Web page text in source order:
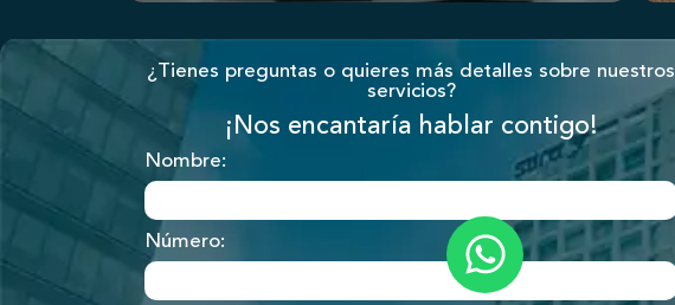
¿Tienes preguntas o quieres más detalles sobre nuestros
servicios?
¡Nos encantaría hablar contigo!
Nombre:
Número: